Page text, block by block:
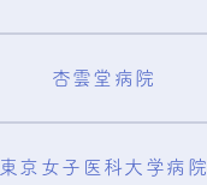
杏雲堂病院
東京女子医科大学病院